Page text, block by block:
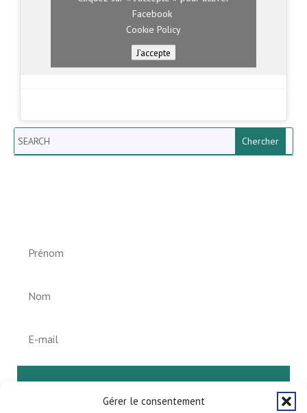
Gérer le consentement
Facebook
Cookie Policy
J’accepte
Search
S'abonner